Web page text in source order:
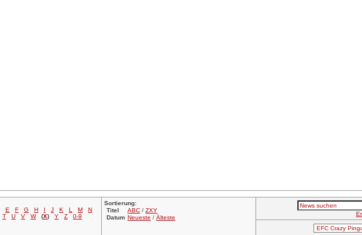
E F G H I J K L M
N
T U V W (X) Y Z 0-9
Sortierung:
Titel
ABC / ZXY
Datum Neueste / Älteste